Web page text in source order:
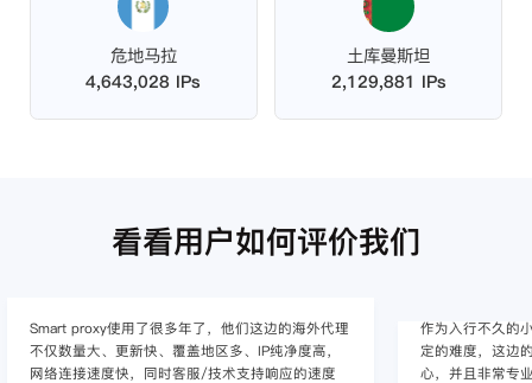
危地马拉
4,643,028 IPs
土库曼斯坦
2,129,881 IPs
看看用户如何评价我们
作为入行不久的小白，上手使用Smart proxy会有一
定的难度，这边的客服人员/技术支持人员非常有耐
心，并且非常专业，很快就上手了，使用体验整体
作为一家跨
上面经营着
着强烈的需